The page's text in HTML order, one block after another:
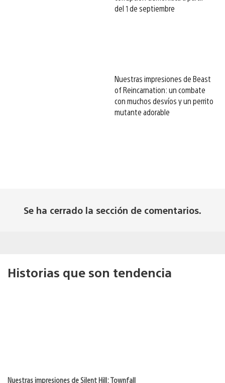
del 1 de septiembre
Nuestras impresiones de Beast
of Reincarnation: un combate
con muchos desvíos y un perrito
mutante adorable
Se ha cerrado la sección de comentarios.
Historias que son tendencia
Nuestras impresiones de Silent Hill: Townfall